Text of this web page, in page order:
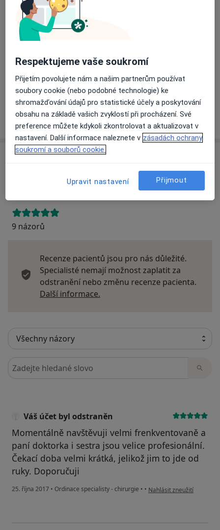
Dostupnost
Na této adrese online kalendář není aktivní
Co mám v takové situaci udělat?
Způsoby platby (soukromé návštěvy)
Na teto adrese lékař přijímá pacienty na pojišťovnu
Detaily
Víceo adrese
Přidejte svůj názor
9 názorů
Recenze pacientů jsou pro nás důležité.
Specialisté nemají možnost zaplatit za
odstranění nebo změnu recenze pacienta.
Další informace.
Hledejte v názorech
Váš účet byl odstraněn
Momentálně navštěvuji velmi frenkventovaně a
paní doktorka i sestra jsou velice profesionální.
Čekací doba velmi krátká, jelikož jim to jde od
ruky. Doporučuji
25. října 2017 • Ordinace specialisty - chirurgie • • podle názoru uživatele
Nahlásit zneužití
Respektujeme vaše soukromí
Přijetím povolujete nám a našim partnerům používat
soubory cookie (nebo podobné technologie) ke
shromažďování údajů pro statistické účely a poskytování
obsahu na základě vašich zvyklostí při procházení. Své
preference můžete kdykoli zkontrolovat a aktualizovat v
nastavení. Další informace naleznete v zásadách ochrany
soukromí a souborů cookie.
Upravit nastavení Přijmout